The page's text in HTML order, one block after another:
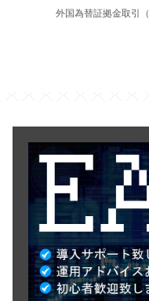
外国為替証拠金取引